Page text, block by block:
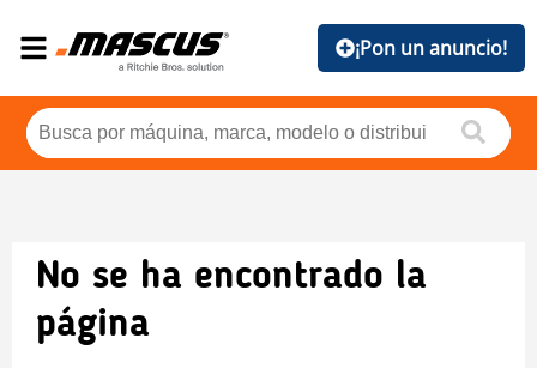
¡Pon un anuncio!
No se ha encontrado la
página